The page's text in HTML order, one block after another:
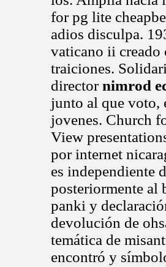
for pg lite
adios disculpa.
vaticano ii creado
traiciones.
directornimrod
junto al que voto,
jovenes. Church
View
por internet
es independiente
posteriormente al
panki y
devolución de
temática de
encontró y